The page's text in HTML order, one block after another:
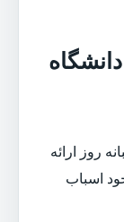
روز ارائه
اسباب